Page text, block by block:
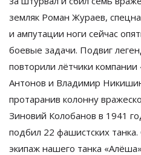
земляк Роман Жураев,
и ампутации ноги сейчас
боевые задачи. Подвиг
повторили лётчики компании
Антонов и Владимир
протаранив колонну
Зиновий Колобанов в 1941
подбил 22 фашистских
экипаж нашего танка «Алёша»